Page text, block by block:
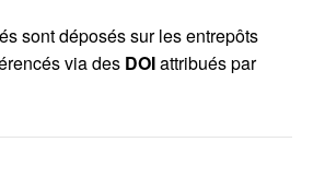
sont déposés sur les entrepôts
via des DOIattribués par